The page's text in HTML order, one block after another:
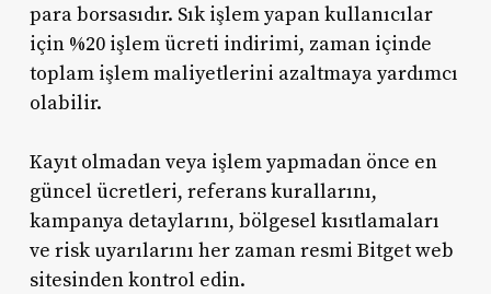
para borsasıdır. Sık işlem yapan kullanıcılar
için %20 işlem ücreti indirimi, zaman içinde
toplam işlem maliyetlerini azaltmaya yardımcı
olabilir.
Kayıt olmadan veya işlem yapmadan önce en
güncel ücretleri, referans kurallarını,
kampanya detaylarını, bölgesel kısıtlamaları
ve risk uyarılarını her zaman resmi Bitget web
sitesinden kontrol edin.